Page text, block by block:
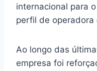
internacional para
perfil de operadora
Ao longo das
empresa foi